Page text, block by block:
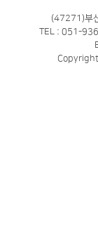
(47271)부
TEL : 051-